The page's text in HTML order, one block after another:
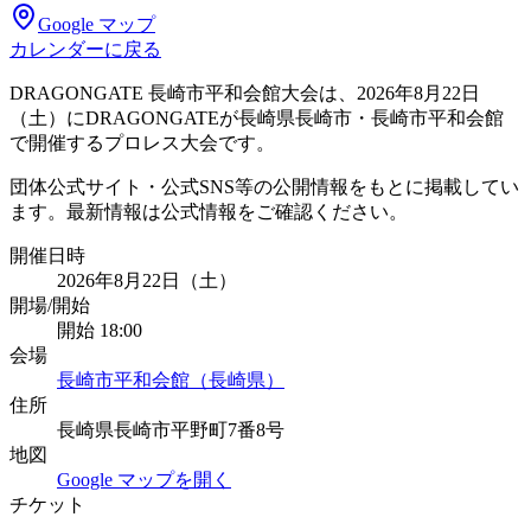
Google マップ
カレンダーに戻る
DRAGONGATE 長崎市平和会館大会は、2026年8月22日
（土）にDRAGONGATEが長崎県長崎市・長崎市平和会館
で開催するプロレス大会です。
団体公式サイト・公式SNS等の公開情報をもとに掲載してい
ます。最新情報は公式情報をご確認ください。
開催日時
2026年8月22日（土）
開場/開始
開始 18:00
会場
長崎市平和会館（長崎県）
住所
長崎県長崎市平野町7番8号
地図
Google マップを開く
チケット